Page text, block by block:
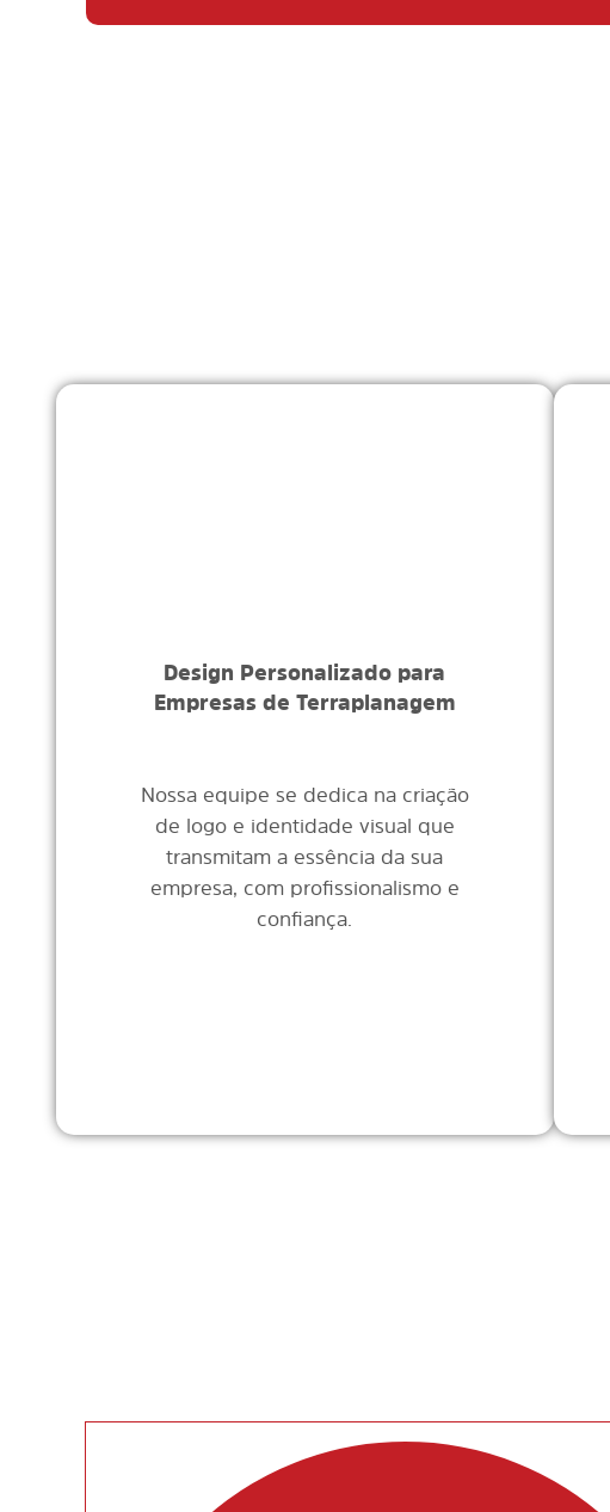
Design Personalizado para
Empresas de Terraplanagem
Nossa equipe se dedica na criação
de logo e identidade visual que
transmitam a essência da sua
empresa, com profissionalismo e
confiança.